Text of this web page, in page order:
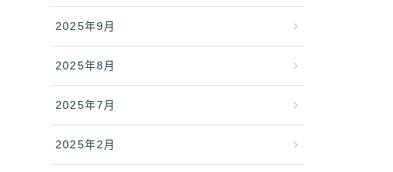
2025年9月
2025年8月
2025年7月
2025年2月